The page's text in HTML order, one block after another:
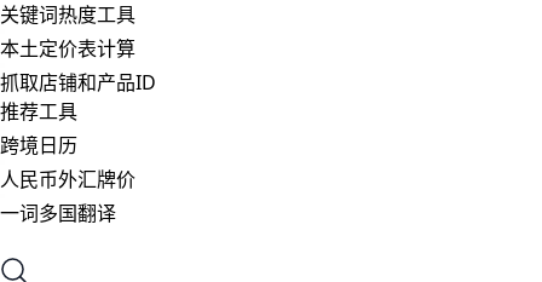
关键词热度工具
本土定价表计算
抓取店铺和产品ID
推荐工具
跨境日历
人民币外汇牌价
一词多国翻译